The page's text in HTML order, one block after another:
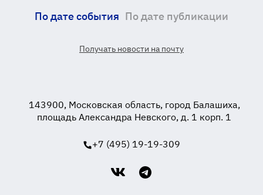
По дате события По дате публикации
Получать новости на почту
143900, Московская область, город Балашиха,
площадь Александра Невского, д. 1 корп. 1
+7 (495) 19-19-309